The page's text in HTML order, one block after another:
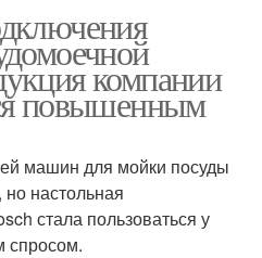
компании
повышенным
машин для мойки посуды
настольная
стала пользоваться у
спросом.